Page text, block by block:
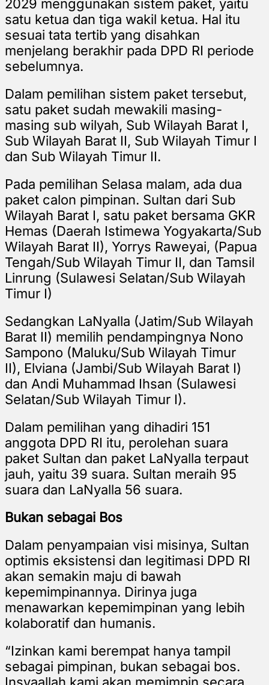
2029 menggunakan sistem paket, yaitu
satu ketua dan tiga wakil ketua. Hal itu
sesuai tata tertib yang disahkan
menjelang berakhir pada DPD RI periode
sebelumnya.
Dalam pemilihan sistem paket tersebut,
satu paket sudah mewakili masing-
masing sub wilyah, Sub Wilayah Barat I,
Sub Wilayah Barat II, Sub Wilayah Timur I
dan Sub Wilayah Timur II.
Pada pemilihan Selasa malam, ada dua
paket calon pimpinan. Sultan dari Sub
Wilayah Barat I, satu paket bersama GKR
Hemas (Daerah Istimewa Yogyakarta/Sub
Wilayah Barat II), Yorrys Raweyai, (Papua
Tengah/Sub Wilayah Timur II, dan Tamsil
Linrung (Sulawesi Selatan/Sub Wilayah
Timur I)
Sedangkan LaNyalla (Jatim/Sub Wilayah
Barat II) memilih pendampingnya Nono
Sampono (Maluku/Sub Wilayah Timur
II), Elviana (Jambi/Sub Wilayah Barat I)
dan Andi Muhammad Ihsan (Sulawesi
Selatan/Sub Wilayah Timur I).
Dalam pemilihan yang dihadiri 151
anggota DPD RI itu, perolehan suara
paket Sultan dan paket LaNyalla terpaut
jauh, yaitu 39 suara. Sultan meraih 95
suara dan LaNyalla 56 suara.
Bukan sebagai Bos
Dalam penyampaian visi misinya, Sultan
optimis eksistensi dan legitimasi DPD RI
akan semakin maju di bawah
kepemimpinannya. Dirinya juga
menawarkan kepemimpinan yang lebih
kolaboratif dan humanis.
“Izinkan kami berempat hanya tampil
sebagai pimpinan, bukan sebagai bos.